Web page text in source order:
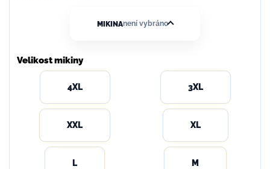
MIKINAnení vybráno
Velikost mikiny
4XL 3XL
XXL XL
L M